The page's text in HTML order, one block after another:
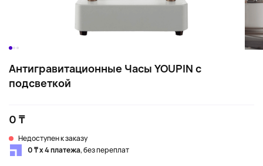
Антигравитационные Часы YOUPIN с
подсветкой
0 ₸
Недоступен к заказу
0 ₸ х 4 платежа, без переплат